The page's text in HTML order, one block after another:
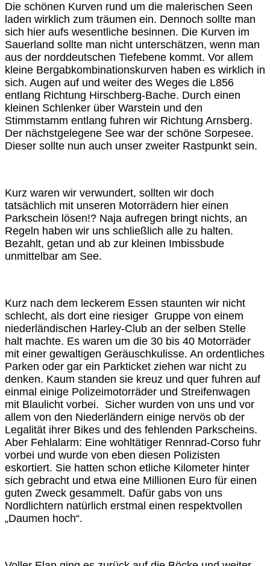
Die schönen Kurven rund um die malerischen Seen
laden wirklich zum träumen ein. Dennoch sollte man
sich hier aufs wesentliche besinnen. Die Kurven im
Sauerland sollte man nicht unterschätzen, wenn man
aus der norddeutschen Tiefebene kommt. Vor allem
kleine Bergabkombinationskurven haben es wirklich in
sich. Augen auf und weiter des Weges die L856
entlang Richtung Hirschberg-Bache. Durch einen
kleinen Schlenker über Warstein und den
Stimmstamm entlang fuhren wir Richtung Arnsberg.
Der nächstgelegene See war der schöne Sorpesee.
Dieser sollte nun auch unser zweiter Rastpunkt sein.
Kurz waren wir verwundert, sollten wir doch
tatsächlich mit unseren Motorrädern hier einen
Parkschein lösen!? Naja aufregen bringt nichts, an
Regeln haben wir uns schließlich alle zu halten.
Bezahlt, getan und ab zur kleinen Imbissbude
unmittelbar am See.
Kurz nach dem leckerem Essen staunten wir nicht
schlecht, als dort eine riesiger Gruppe von einem
niederländischen Harley-Club an der selben Stelle
halt machte. Es waren um die 30 bis 40 Motorräder
mit einer gewaltigen Geräuschkulisse. An ordentliches
Parken oder gar ein Parkticket ziehen war nicht zu
denken. Kaum standen sie kreuz und quer fuhren auf
einmal einige Polizeimotorräder und Streifenwagen
mit Blaulicht vorbei. Sicher wurden von uns und vor
allem von den Niederländern einige nervös ob der
Legalität ihrer Bikes und des fehlenden Parkscheins.
Aber Fehlalarm: Eine wohltätiger Rennrad-Corso fuhr
vorbei und wurde von eben diesen Polizisten
eskortiert. Sie hatten schon etliche Kilometer hinter
sich gebracht und etwa eine Millionen Euro für einen
guten Zweck gesammelt. Dafür gabs von uns
Nordlichtern natürlich erstmal einen respektvollen
„Daumen hoch“.